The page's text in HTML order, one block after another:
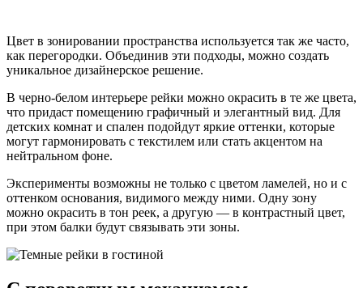
Цвет в зонировании пространства используется так же часто,
как перегородки. Объединив эти подходы, можно создать
уникальное дизайнерское решение.
В черно-белом интерьере рейки можно окрасить в те же цвета,
что придаст помещению графичный и элегантный вид. Для
детских комнат и спален подойдут яркие оттенки, которые
могут гармонировать с текстилем или стать акцентом на
нейтральном фоне.
Эксперименты возможны не только с цветом ламелей, но и с
оттенком основания, видимого между ними. Одну зону
можно окрасить в тон реек, а другую — в контрастный цвет,
при этом балки будут связывать эти зоны.